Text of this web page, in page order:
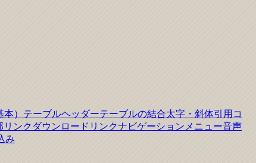
） テーブルヘッダーテーブルの結合太字・斜体引用 コ
リンク ダウンロードリンクナビゲーションメニュー音声
み